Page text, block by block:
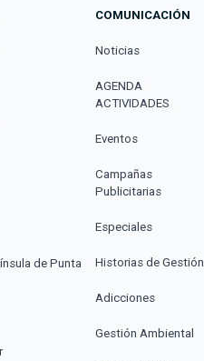
de Punta
COMUNICACIÓN
Noticias
AGENDA
ACTIVIDADES
Eventos
Campañas
Publicitarias
Especiales
Historias de Gestión
Adicciones
Gestión Ambiental